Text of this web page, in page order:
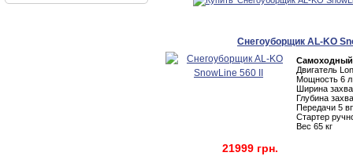
Снегоуборщик AL-KO
Самоходный
Двигатель
Мощность 6
Ширина
Глубина
Передачи 5
Стартер
Вес 65 кг
21999 грн.